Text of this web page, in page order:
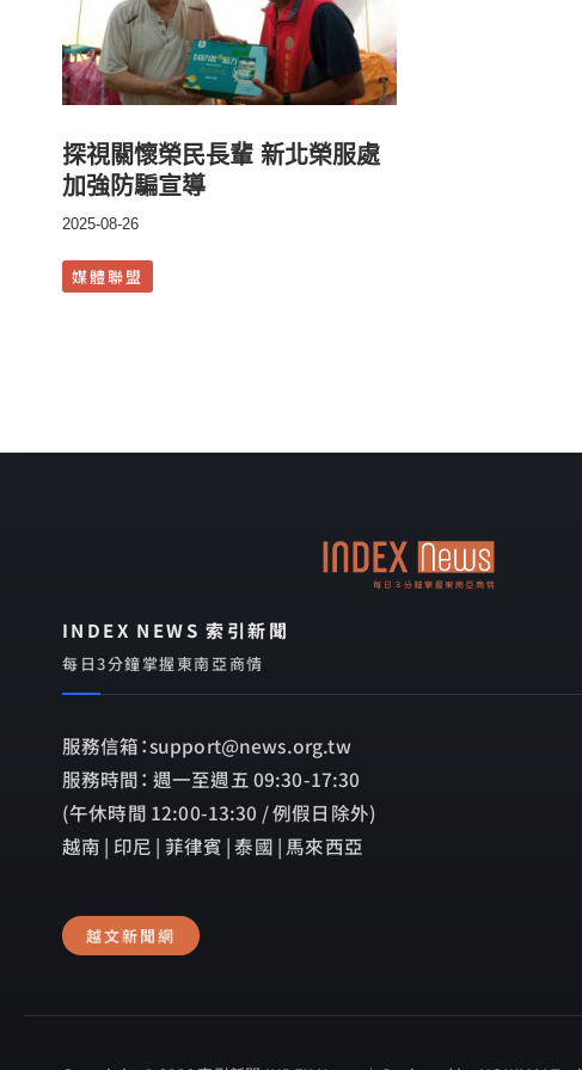
探視關懷榮民長輩 新北榮服處
加強防騙宣導
2025-08-26
媒體聯盟
INDEX NEWS 索引新聞
每日3分鐘掌握東南亞商情
服務信箱：support@news.org.tw
服務時間： 週一至週五 09:30-17:30
(午休時間 12:00-13:30 / 例假日除外)
越南 | 印尼 | 菲律賓 | 泰國 | 馬來西亞
越文新聞網